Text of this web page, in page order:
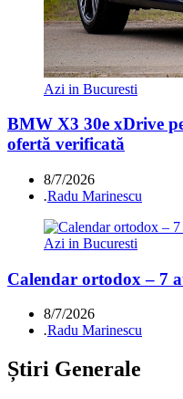
Azi in Bucuresti
BMW X3 30e xDrive
ofertă verificată
8/7/2026
.Radu Marinescu
Azi in Bucuresti
Calendar ortodox – 7
8/7/2026
.Radu Marinescu
Știri Generale